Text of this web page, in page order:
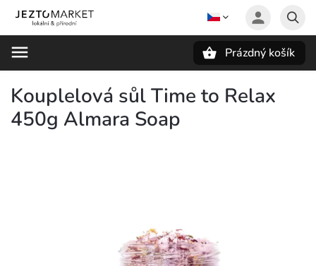
Prázdný košík
Kouplelová sůl Time to Relax
450g Almara Soap